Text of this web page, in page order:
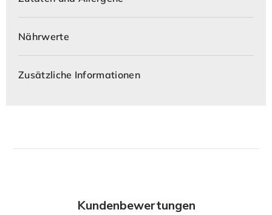
Nährwerte
Zusätzliche Informationen
Kundenbewertungen